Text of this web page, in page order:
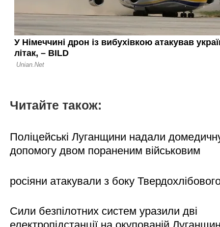
Читайте також:
Поліцейські Луганщини надали
допомогу двом пораненим військовим
росіяни атакували з боку
Сили безпілотних систем уразили дві